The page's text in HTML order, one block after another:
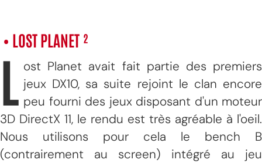
• LOST PLANET ²
L
ost Planet avait fait partie des premiers
jeux DX10, sa suite rejoint le clan encore
peu fourni des jeux disposant d'un moteur
3D DirectX 11, le rendu est très agréable à l'oeil.
Nous utilisons pour cela le bench B
(contrairement au screen) intégré au jeu